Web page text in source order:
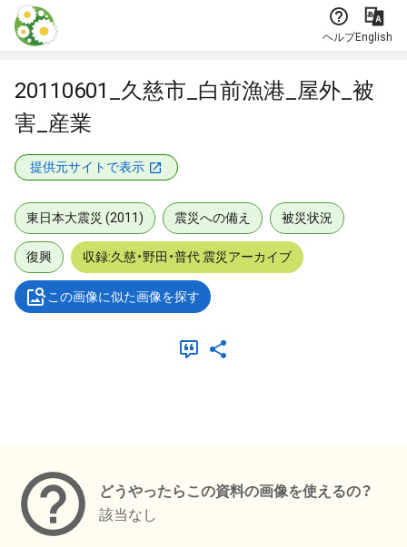
本文に飛ぶ
ヘルプEnglish
20110601_久慈市_白前漁港_屋外_被
害_産業
提供元サイトで表示
東日本大震災 (2011) 震災への備え 被災状況
復興 収録:久慈・野田・普代 震災アーカイブ
この画像に似た画像を探す
どうやったらこの資料の画像を使えるの？
該当なし